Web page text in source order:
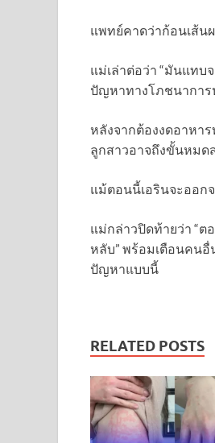
แพทย์คาดว่าก้อนเส้น
แม่เล่าต่อว่า “มันแทบ
ปัญหาทางโภชนาการ
หลังจากต้องงดอาหา
ลูกสาวอาจถึงขั้นหมด
แม้ตอนนี้เอรินจะออก
แม่กล่าวปิดท้ายว่า “ต
หลับ” พร้อมเตือนคนอื่
ปัญหาแบบนี้
RELATED POSTS